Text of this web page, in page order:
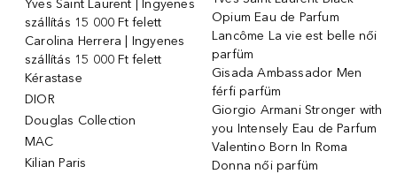
Yves Saint Laurent | Ingyenes
szállítás 15 000 Ft felett
Carolina Herrera | Ingyenes
szállítás 15 000 Ft felett
Kérastase
DIOR
Douglas Collection
MAC
Kilian Paris
Opium Eau de Parfum
Lancôme La vie est belle női
parfüm
Gisada Ambassador Men
férfi parfüm
Giorgio Armani Stronger with
you Intensely Eau de Parfum
Valentino Born In Roma
Donna női parfüm